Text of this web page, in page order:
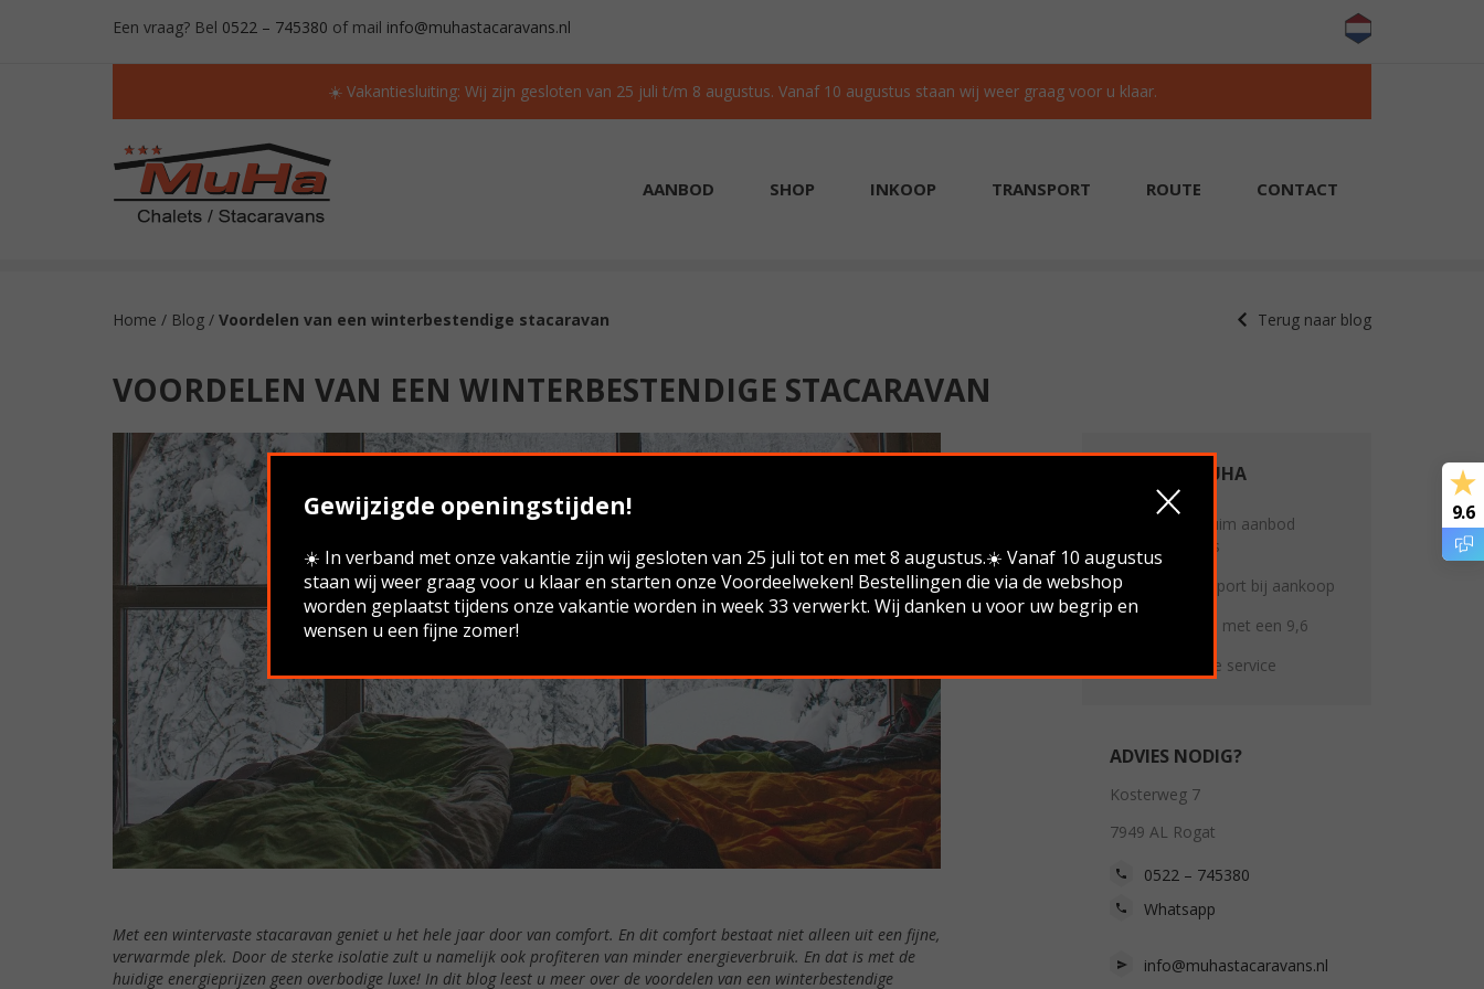
Een vraag? Bel 0522 – 745380 of mail info@muhastacaravans.nl
☀️ Vakantiesluiting: Wij zijn gesloten van 25 juli t/m 8 augustus. Vanaf 10 augustus staan wij weer graag voor u klaar.
AANBOD SHOP INKOOP TRANSPORT ROUTE CONTACT
Home / Blog / Voordelen van een winterbestendige stacaravan Terug naar blog
VOORDELEN VAN EEN WINTERBESTENDIGE STACARAVAN
Met een wintervaste stacaravan geniet u het hele jaar door van comfort. En dit comfort bestaat niet alleen uit een fijne,
verwarmde plek. Door de sterke isolatie zult u namelijk ook profiteren van minder energieverbruik. En dat is met de
huidige energieprijzen geen overbodige luxe! In dit blog leest u meer over de voordelen van een winterbestendige
WAAROM MUHA
Altijd een ruim aanbod
stacaravans
Gratis transport bij aankoop
Beoordeeld met een 9,6
Persoonlijke service
ADVIES NODIG?
Kosterweg 7
7949 AL Rogat
0522 – 745380
Whatsapp
info@muhastacaravans.nl
Gewijzigde openingstijden!
☀️ In verband met onze vakantie zijn wij gesloten van 25 juli tot en met 8 augustus.☀️ Vanaf 10 augustus
staan wij weer graag voor u klaar en starten onze Voordeelweken! Bestellingen die via de webshop
worden geplaatst tijdens onze vakantie worden in week 33 verwerkt. Wij danken u voor uw begrip en
wensen u een fijne zomer!
9.6